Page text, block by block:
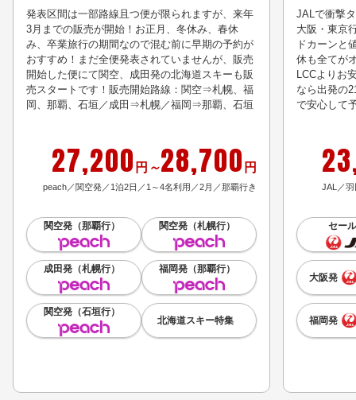
発表区間は一部路線且つ便が限られますが、来年
3月までの販売が開始！お正月、冬休み、春休
み、卒業旅行の期間なので混む前に早期の予約が
おすすめ！まだ全便発表されていませんが、販売
開始した便にて関空、成田発の北海道スキーも販
売スタートです！販売開始路線：関空⇒札幌、福
岡、那覇、石垣／成田⇒札幌／福岡⇒那覇、石垣
27,200 円 ～28,700 円
peach／関空発／1泊2日／1～4名利用／2月／那覇行き
関空発（那覇行） 関空発（札幌行）
成田発（札幌行） 福岡発（那覇行）
関空発（石垣行）
北海道スキー特集
JALで衝撃
大阪・東京
ドカーンと
休も全てが
LCCよりお
なら出発の
で安心して
JAL／
セー
大阪発
福岡発